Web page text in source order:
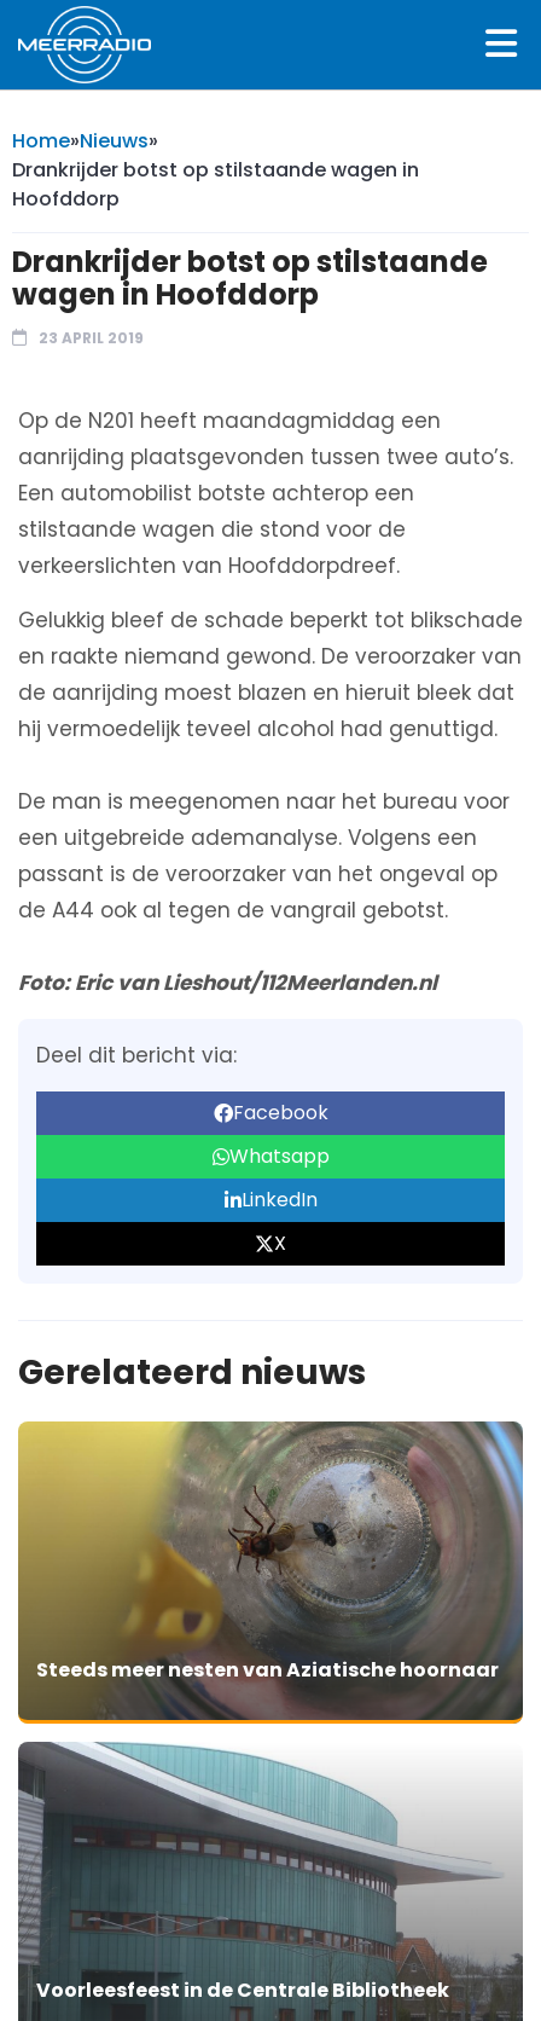
Home»Nieuws»
Drankrijder botst op stilstaande wagen in
Hoofddorp
Drankrijder botst op stilstaande
wagen in Hoofddorp
23 APRIL 2019
Op de N201 heeft maandagmiddag een
aanrijding plaatsgevonden tussen twee auto’s.
Een automobilist botste achterop een
stilstaande wagen die stond voor de
verkeerslichten van Hoofddorpdreef.
Gelukkig bleef de schade beperkt tot blikschade
en raakte niemand gewond. De veroorzaker van
de aanrijding moest blazen en hieruit bleek dat
hij vermoedelijk teveel alcohol had genuttigd.
De man is meegenomen naar het bureau voor
een uitgebreide ademanalyse. Volgens een
passant is de veroorzaker van het ongeval op
de A44 ook al tegen de vangrail gebotst.
Foto: Eric van Lieshout/112Meerlanden.nl
Deel dit bericht via:
Facebook
Whatsapp
LinkedIn
X
Gerelateerd nieuws
Steeds meer nesten van Aziatische hoornaar
Voorleesfeest in de Centrale Bibliotheek